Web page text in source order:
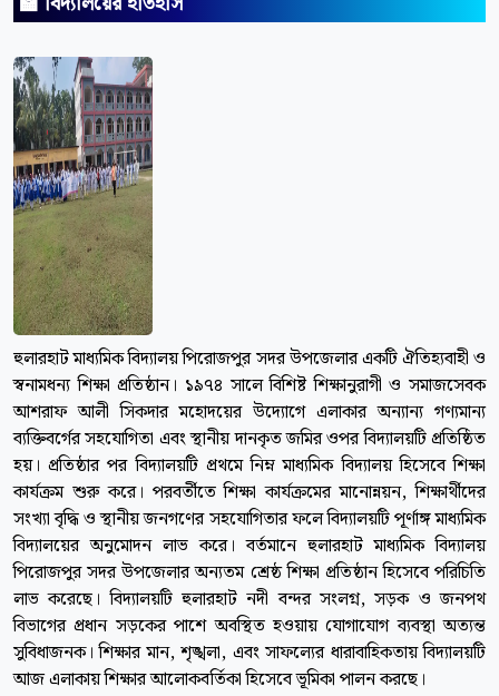
হুলারহাট মাধ্যমিক বিদ্যালয় পিরোজপুর সদর উপজেলার একটি ঐতিহ্যবাহী ও
স্বনামধন্য শিক্ষা প্রতিষ্ঠান। ১৯৭৪ সালে বিশিষ্ট শিক্ষানুরাগী ও সমাজসেবক
আশরাফ আলী সিকদার মহোদয়ের উদ্যোগে এলাকার অন্যান্য গণ্যমান্য
ব্যক্তিবর্গের সহযোগিতা এবং স্থানীয় দানকৃত জমির ওপর বিদ্যালয়টি প্রতিষ্ঠিত
হয়। প্রতিষ্ঠার পর বিদ্যালয়টি প্রথমে নিম্ন মাধ্যমিক বিদ্যালয় হিসেবে শিক্ষা
কার্যক্রম শুরু করে। পরবর্তীতে শিক্ষা কার্যক্রমের মানোন্নয়ন, শিক্ষার্থীদের
সংখ্যা বৃদ্ধি ও স্থানীয় জনগণের সহযোগিতার ফলে বিদ্যালয়টি পূর্ণাঙ্গ মাধ্যমিক
বিদ্যালয়ের অনুমোদন লাভ করে। বর্তমানে হুলারহাট মাধ্যমিক বিদ্যালয়
পিরোজপুর সদর উপজেলার অন্যতম শ্রেষ্ঠ শিক্ষা প্রতিষ্ঠান হিসেবে পরিচিতি
লাভ করেছে। বিদ্যালয়টি হুলারহাট নদী বন্দর সংলগ্ন, সড়ক ও জনপথ
বিভাগের প্রধান সড়কের পাশে অবস্থিত হওয়ায় যোগাযোগ ব্যবস্থা অত্যন্ত
সুবিধাজনক। শিক্ষার মান, শৃঙ্খলা, এবং সাফল্যের ধারাবাহিকতায় বিদ্যালয়টি
আজ এলাকায় শিক্ষার আলোকবর্তিকা হিসেবে ভূমিকা পালন করছে।